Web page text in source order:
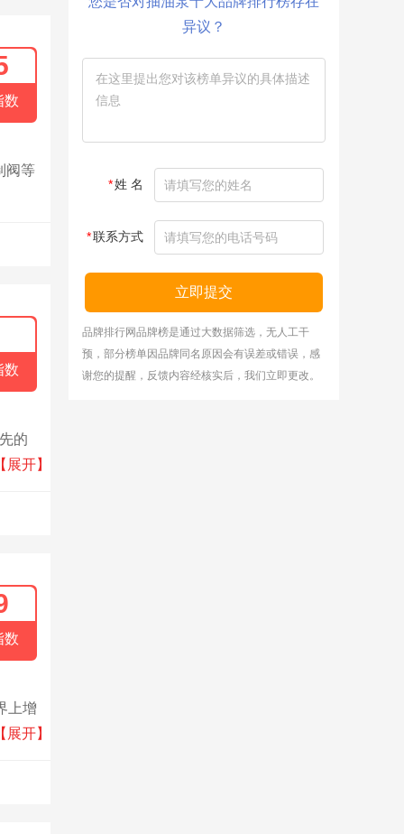
数
阀等
数
的
【展开】
数
上增
制造
【展开】
异议？
*姓 名
*联系方式
立即提交
品牌排行网品牌榜是通过大数据筛选，无人工干
预，部分榜单因品牌同名原因会有误差或错误，感
谢您的提醒，反馈内容经核实后，我们立即更改。